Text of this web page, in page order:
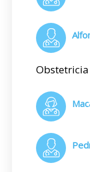
Obstetricia